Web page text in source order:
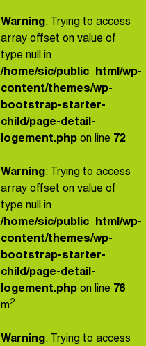
Warning: Trying to access
array offset on value of
type null in
/home/sic/public_html/wp-
content/themes/wp-
bootstrap-starter-
child/page-detail-
logement.php on line 72
Warning: Trying to access
array offset on value of
type null in
/home/sic/public_html/wp-
content/themes/wp-
bootstrap-starter-
child/page-detail-
logement.php on line 76
m2
Warning: Trying to access